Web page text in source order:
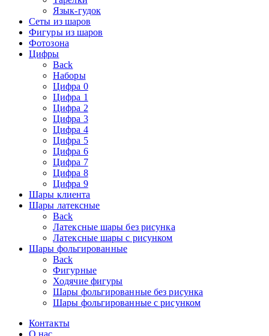
Язык-гудок
Сеты из шаров
Фигуры из шаров
Фотозона
Цифры
Back
Наборы
Цифра 0
Цифра 1
Цифра 2
Цифра 3
Цифра 4
Цифра 5
Цифра 6
Цифра 7
Цифра 8
Цифра 9
Шары клиента
Шары латексные
Back
Латексные шары без рисунка
Латексные шары с рисунком
Шары фольгированные
Back
Фигурные
Ходячие фигуры
Шары фольгированные без рисунка
Шары фольгированные с рисунком
Контакты
О нас